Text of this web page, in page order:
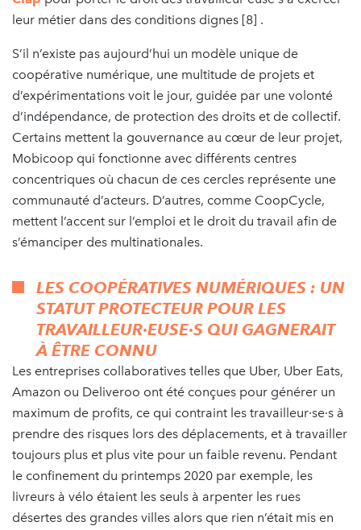
leur métier dans des conditions dignes [8] .
S’il n’existe pas aujourd’hui un modèle unique de
coopérative numérique, une multitude de projets et
d’expérimentations voit le jour, guidée par une volonté
d’indépendance, de protection des droits et de collectif.
Certains mettent la gouvernance au cœur de leur projet,
Mobicoop qui fonctionne avec différents centres
concentriques où chacun de ces cercles représente une
communauté d’acteurs. D’autres, comme CoopCycle,
mettent l’accent sur l’emploi et le droit du travail afin de
s’émanciper des multinationales.
LES COOPÉRATIVES NUMÉRIQUES : UN
STATUT PROTECTEUR POUR LES
TRAVAILLEUR·EUSE·S QUI GAGNERAIT
À ÊTRE CONNU
Les entreprises collaboratives telles que Uber, Uber Eats,
Amazon ou Deliveroo ont été conçues pour générer un
maximum de profits, ce qui contraint les travailleur·se·s à
prendre des risques lors des déplacements, et à travailler
toujours plus et plus vite pour un faible revenu. Pendant
le confinement du printemps 2020 par exemple, les
livreurs à vélo étaient les seuls à arpenter les rues
désertes des grandes villes alors que rien n’était mis en